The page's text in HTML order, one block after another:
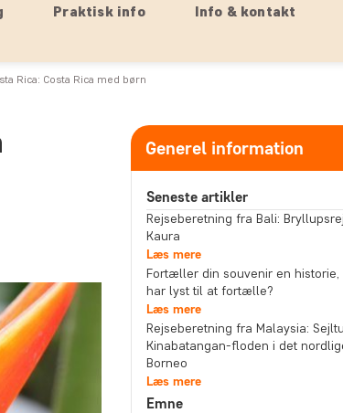
Praktisk info Info & kontakt
Rica: Costa Rica med børn
Generel information
Seneste artikler
Rejseberetning fra Bali:
Kaura
Læs mere
Fortæller din souvenir en historie,
har lyst til at fortælle?
Læs mere
Rejseberetning fra Malaysia:
Kinabatangan-floden i det
Borneo
Læs mere
Emne